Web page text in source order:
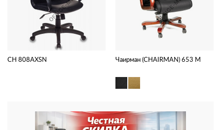
CH 808AXSN Чаирман (CHAIRMAN) 653 M